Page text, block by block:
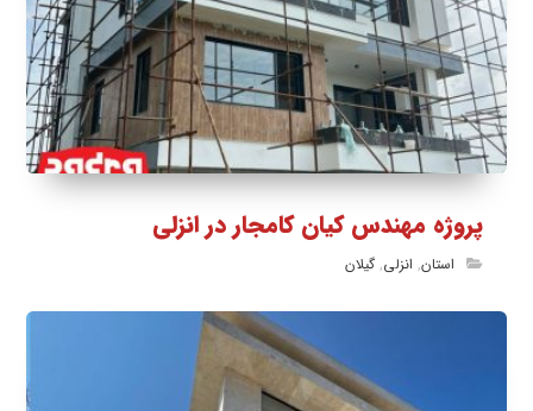
پروژه مهندس کیان کامجار در انزلی
استان, انزلی,گیلان